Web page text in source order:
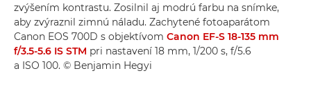
zvýšením kontrastu. Zosilnil aj modrú farbu na snímke,
aby zvýraznil zimnú náladu. Zachytené fotoaparátom
Canon EOS 700D s objektívom Canon EF-S 18-135 mm
f/3.5-5.6 IS STM pri nastavení 18 mm, 1/200 s, f/5.6
a ISO 100. © Benjamin Hegyi